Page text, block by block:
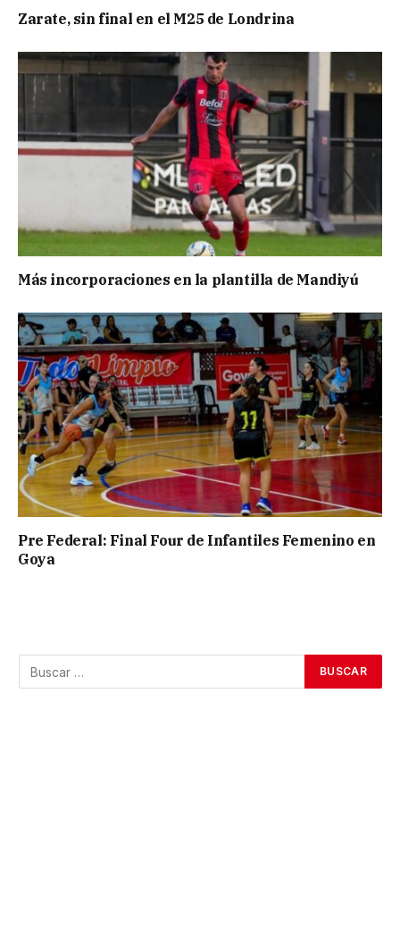
Zarate, sin final en el M25 de Londrina
Más incorporaciones en la plantilla de Mandiyú
Pre Federal: Final Four de Infantiles Femenino en
Goya